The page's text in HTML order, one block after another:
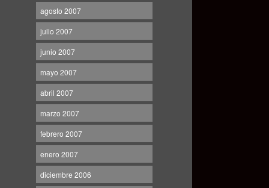
agosto 2007
julio 2007
junio 2007
mayo 2007
abril 2007
marzo 2007
febrero 2007
enero 2007
diciembre 2006